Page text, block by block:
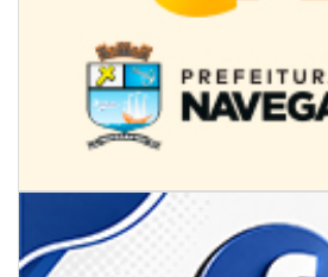
08/08/2026 | 07:00
8º Capoezade promove semana de oficinas
culturais em Itajaí
GERAL